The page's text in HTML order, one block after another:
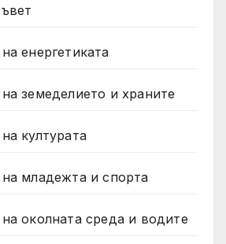
енергетиката
земеделието и храните
културата
младежта и спорта
околната среда и водите